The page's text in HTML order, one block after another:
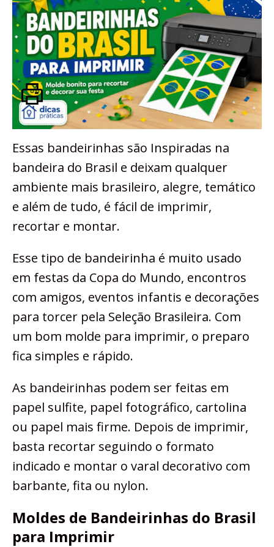
Essas bandeirinhas são Inspiradas na
bandeira do Brasil e deixam qualquer
ambiente mais brasileiro, alegre, temático
e além de tudo, é fácil de imprimir,
recortar e montar.
Esse tipo de bandeirinha é muito usado
em festas da Copa do Mundo, encontros
com amigos, eventos infantis e decorações
para torcer pela Seleção Brasileira. Com
um bom molde para imprimir, o preparo
fica simples e rápido.
As bandeirinhas podem ser feitas em
papel sulfite, papel fotográfico, cartolina
ou papel mais firme. Depois de imprimir,
basta recortar seguindo o formato
indicado e montar o varal decorativo com
barbante, fita ou nylon.
Moldes de Bandeirinhas do Brasil
para Imprimir